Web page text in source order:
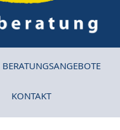
BERATUNGSANGEBOTE
KONTAKT